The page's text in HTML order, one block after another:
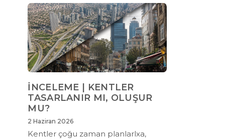
İNCELEME | KENTLER
TASARLANIR MI, OLUŞUR
MU?
2 Haziran 2026
Kentler çoğu zaman planlarlxa,